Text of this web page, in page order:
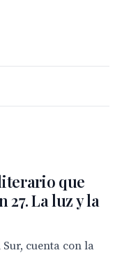
que
La luz y la
cuenta con la